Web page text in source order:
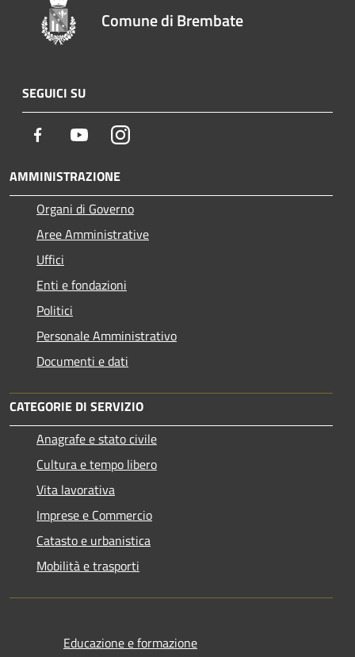
Comune di Brembate
SEGUICI SU
Facebook YoutubeInstagram
AMMINISTRAZIONE
Organi di Governo
Aree Amministrative
Uffici
Enti e fondazioni
Politici
Personale Amministrativo
Documenti e dati
CATEGORIE DI SERVIZIO
Anagrafe e stato civile
Cultura e tempo libero
Vita lavorativa
Imprese e Commercio
Catasto e urbanistica
Mobilità e trasporti
Educazione e formazione